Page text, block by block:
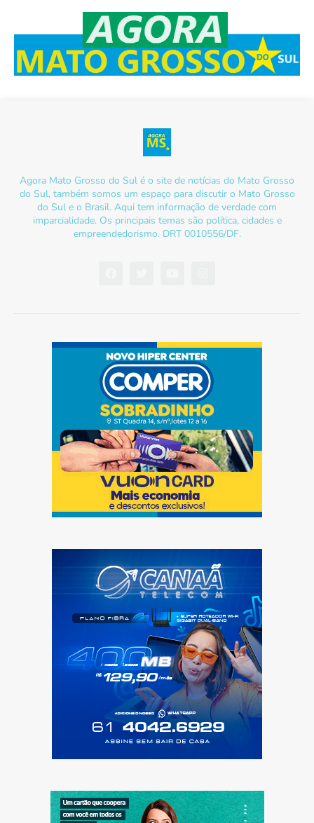
Agora Mato Grosso do Sul é o site de notícias do Mato Grosso
do Sul, também somos um espaço para discutir o Mato Grosso
do Sul e o Brasil. Aqui tem informação de verdade com
imparcialidade. Os principais temas são política, cidades e
empreendedorismo. DRT 0010556/DF.